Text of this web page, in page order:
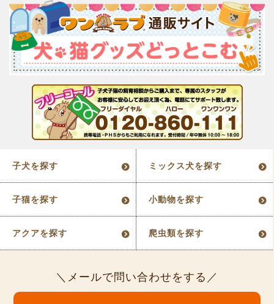
子犬を探す ミックス犬を探す
子猫を探す 小動物を探す
アクアを探す 爬虫類を探す
メールで問い合わせをする